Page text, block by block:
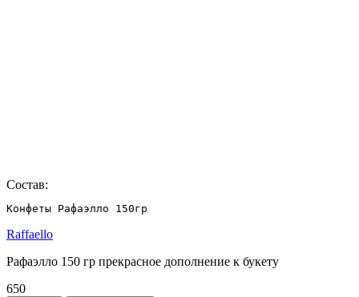
Состав:
Конфеты Рафаэлло 150гр
Raffaello
Рафаэлло 150 гр прекрасное дополнение к букету
650